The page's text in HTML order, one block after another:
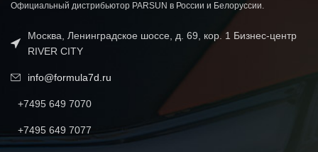
Официальный дистрибьютор PARSUN в России и Белоруссии.
Москва, Ленинградское шоссе, д. 69, кор. 1 Бизнес-центр
RIVER CITY
info@formula7d.ru
+7495 649 7070
+7495 649 7077